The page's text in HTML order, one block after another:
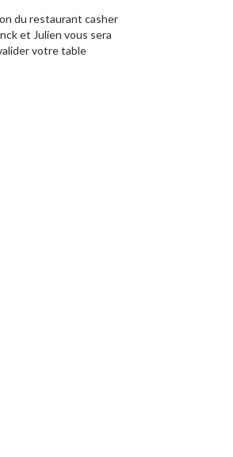
du restaurant casher
et Julien vous sera
votre table